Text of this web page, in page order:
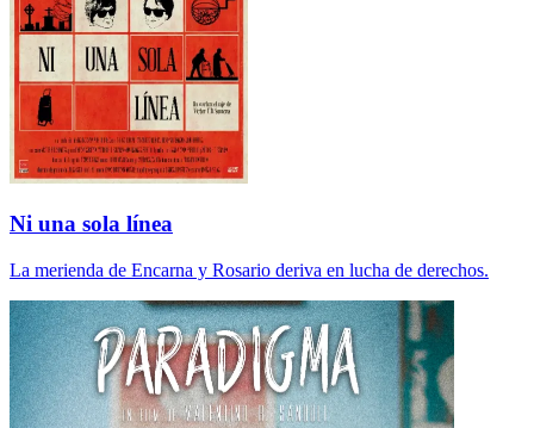
Ni una sola línea
La merienda de Encarna y Rosario deriva en lucha de derechos.